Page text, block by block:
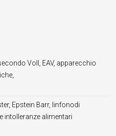
Voll, EAV, apparecchio
Epstein Barr, linfonodi
intolleranze alimentari